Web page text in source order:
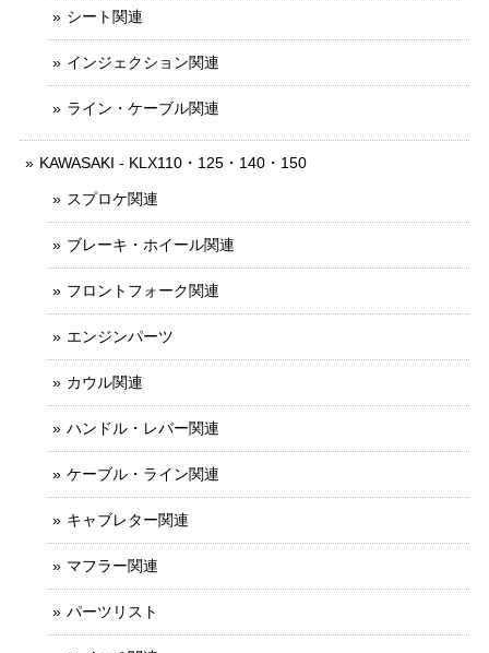
シート関連
インジェクション関連
ライン・ケーブル関連
KAWASAKI - KLX110・125・140・150
スプロケ関連
ブレーキ・ホイール関連
フロントフォーク関連
エンジンパーツ
カウル関連
ハンドル・レバー関連
ケーブル・ライン関連
キャブレター関連
マフラー関連
パーツリスト